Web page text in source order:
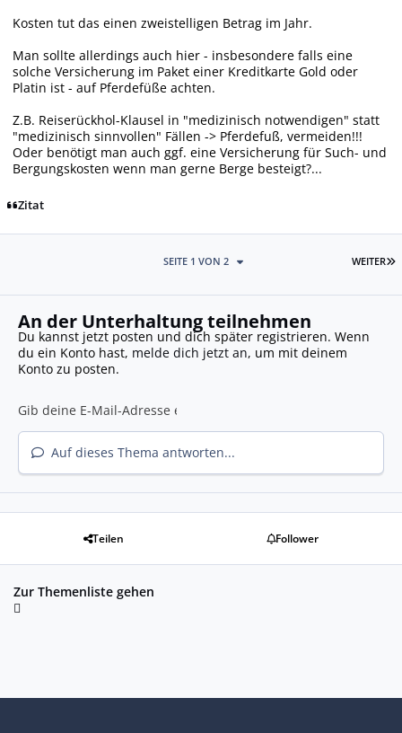
Kosten tut das einen zweistelligen Betrag im Jahr.
Man sollte allerdings auch hier - insbesondere falls eine
solche Versicherung im Paket einer Kreditkarte Gold oder
Platin ist - auf Pferdefüße achten.
Z.B. Reiserückhol-Klausel in "medizinisch notwendigen" statt
"medizinisch sinnvollen" Fällen -> Pferdefuß, vermeiden!!!
Oder benötigt man auch ggf. eine Versicherung für Such- und
Bergungskosten wenn man gerne Berge besteigt?...
Zitat
WEITER
SEITE 1 VON 2
An der Unterhaltung teilnehmen
Du kannst jetzt posten und dich später registrieren. Wenn
du ein Konto hast, melde dich jetzt an, um mit deinem
Konto zu posten.
Auf dieses Thema antworten...
Teilen Follower
Zur Themenliste gehen